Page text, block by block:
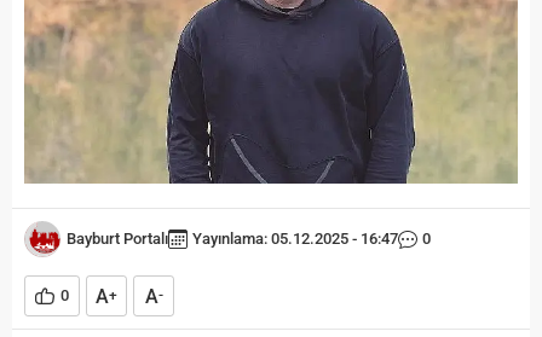
Bayburt Portalı Yayınlama: 05.12.2025 - 16:47 0
0 A+ A-